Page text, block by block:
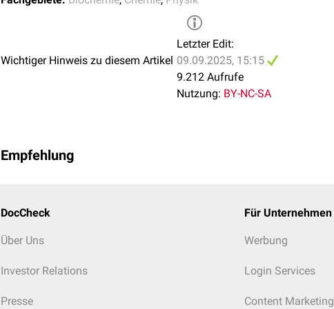
Wichtiger Hinweis zu diesem Artikel
Letzter Edit:
09.09.2025, 15:15
9.212 Aufrufe
Nutzung: BY-NC-SA
Empfehlung
DocCheck
Über Uns
Investor Relations
Presse
Für Unternehmen
Werbung
Login Services
Content Marketing